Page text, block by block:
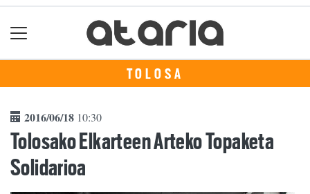
TOLOSA
2016/06/18 10:30
Tolosako Elkarteen Arteko Topaketa
Solidarioa